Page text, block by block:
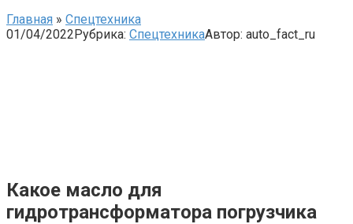
Главная » Спецтехника
01/04/2022Рубрика: СпецтехникаАвтор: auto_fact_ru
Какое масло для
гидротрансформатора погрузчика